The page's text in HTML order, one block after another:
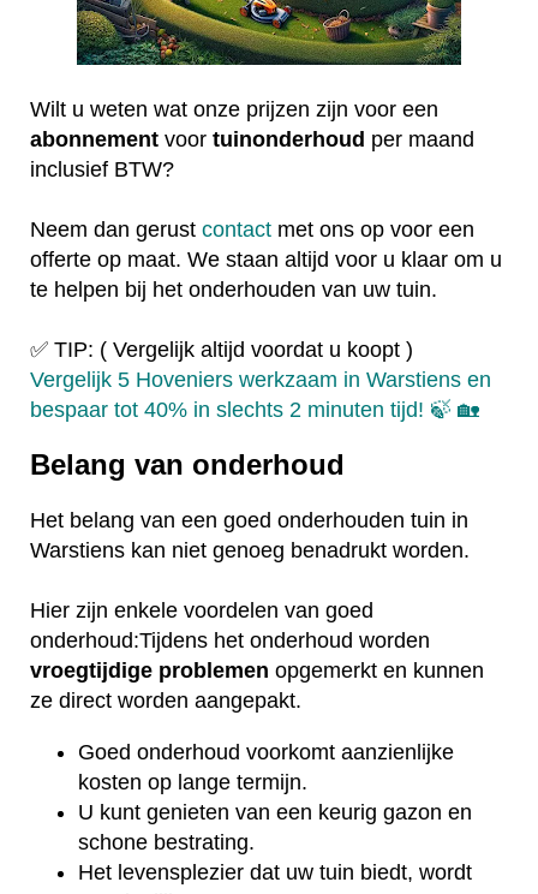
Wilt u weten wat onze prijzen zijn voor een
abonnement voor tuinonderhoud per maand
inclusief BTW?
Neem dan gerust contact met ons op voor een
offerte op maat. We staan altijd voor u klaar om u
te helpen bij het onderhouden van uw tuin.
✅ TIP: ( Vergelijk altijd voordat u koopt )
Vergelijk 5 Hoveniers werkzaam in Warstiens en
bespaar tot 40% in slechts 2 minuten tijd! 🍃 🏡
Belang van onderhoud
Het belang van een goed onderhouden tuin in
Warstiens kan niet genoeg benadrukt worden.
Hier zijn enkele voordelen van goed
onderhoud:Tijdens het onderhoud worden
vroegtijdige problemen opgemerkt en kunnen
ze direct worden aangepakt.
Goed onderhoud voorkomt aanzienlijke
kosten op lange termijn.
U kunt genieten van een keurig gazon en
schone bestrating.
Het levensplezier dat uw tuin biedt, wordt